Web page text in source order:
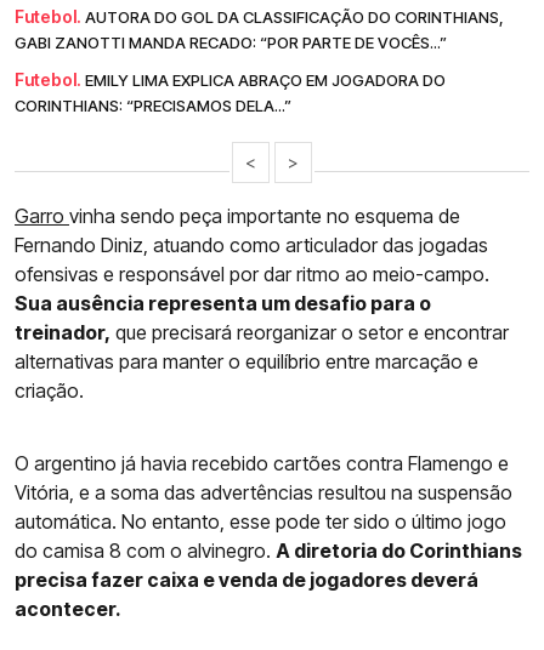
Futebol. AUTORA DO GOL DA CLASSIFICAÇÃO DO CORINTHIANS,
GABI ZANOTTI MANDA RECADO: “POR PARTE DE VOCÊS...”
Futebol. EMILY LIMA EXPLICA ABRAÇO EM JOGADORA DO
CORINTHIANS: “PRECISAMOS DELA...”
< >
Garro vinha sendo peça importante no esquema de
Fernando Diniz, atuando como articulador das jogadas
ofensivas e responsável por dar ritmo ao meio-campo.
Sua ausência representa um desafio para o
treinador, que precisará reorganizar o setor e encontrar
alternativas para manter o equilíbrio entre marcação e
criação.
O argentino já havia recebido cartões contra Flamengo e
Vitória, e a soma das advertências resultou na suspensão
automática. No entanto, esse pode ter sido o último jogo
do camisa 8 com o alvinegro. A diretoria do Corinthians
precisa fazer caixa e venda de jogadores deverá
acontecer.